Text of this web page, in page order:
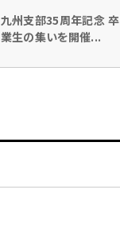
九州支部35周年記念 卒
業生の集いを開催...